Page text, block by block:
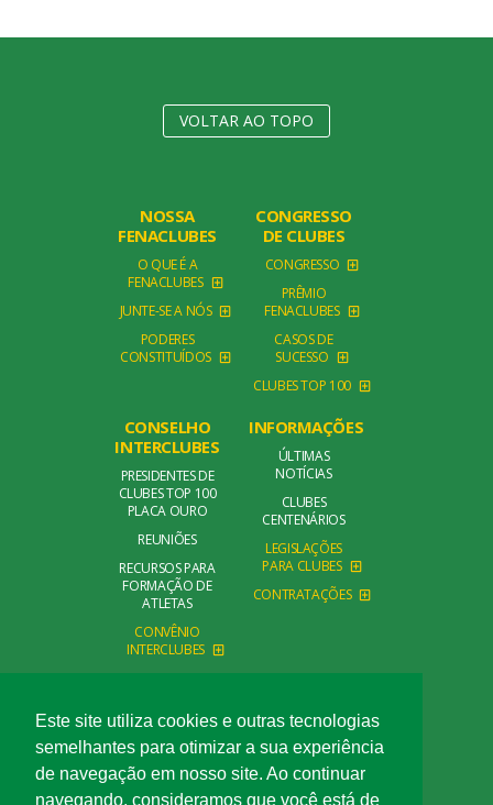
Este site utiliza cookies e outras tecnologias
semelhantes para otimizar a sua experiência
de navegação em nosso site. Ao continuar
navegando, consideramos que você está de
VOLTAR AO TOPO
NOSSA
FENACLUBES
O QUE É A
FENACLUBES
JUNTE-SE A NÓS
PODERES
CONSTITUÍDOS
CONGRESSO
DE CLUBES
CONGRESSO
PRÊMIO
FENACLUBES
CASOS DE
SUCESSO
CLUBES TOP 100
CONSELHO
INTERCLUBES
PRESIDENTES DE
CLUBES TOP 100
PLACA OURO
REUNIÕES
RECURSOS PARA
FORMAÇÃO DE
ATLETAS
CONVÊNIO
INTERCLUBES
INFORMAÇÕES
ÚLTIMAS
NOTÍCIAS
CLUBES
CENTENÁRIOS
LEGISLAÇÕES
PARA CLUBES
CONTRATAÇÕES
FALE CONOSCO